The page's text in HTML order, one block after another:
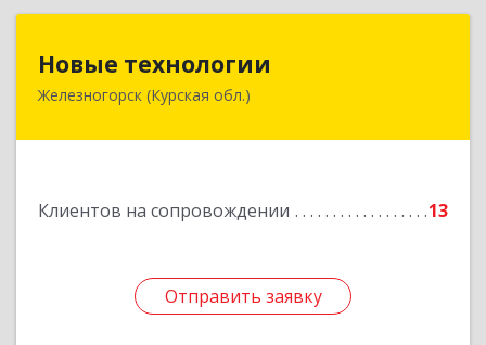
Новые технологии
Железногорск (Курская обл.)
Клиентов на сопровождении 13
Отправить заявку
307170, Курская обл, Железногорский р-н,
Подробнее
Отправить заявку